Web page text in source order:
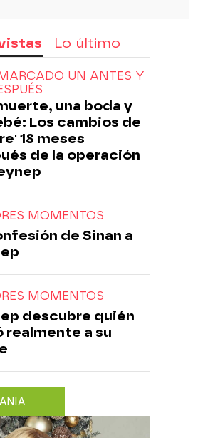
Lo último
UN ANTES Y
una boda y
Los cambios de
18 meses
de la operación
MOMENTOS
de Sinan a
MOMENTOS
descubre quién
realmente a su